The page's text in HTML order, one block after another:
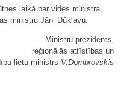
laikā par vides ministra
ministru Jāni Dūklavu.
Ministru prezidents,
reģionālās attīstības un
lietu ministrs V.Dombrovskis